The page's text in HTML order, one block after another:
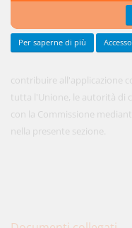
contribuire all'applicazione
tutta l'Unione, le autorità di
con la Commissione
nella presente sezione.
Per saperne di più